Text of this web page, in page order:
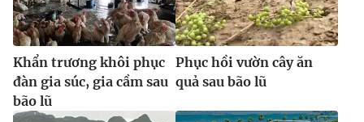
® Cấm sao chép dưới mọi hình thức nếu không có sự chấp
thuận bằng văn bản. Ghi rõ nguồn VTV.vn khi phát hành lại
thông tin từ website này.
Khẩn trương khôi phục
đàn gia súc, gia cầm sau
bão lũ
Phục hồi vườn cây ăn
quả sau bão lũ